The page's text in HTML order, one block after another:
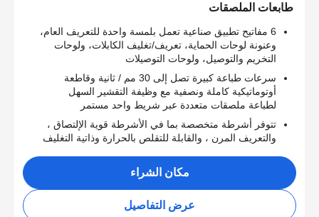
طابعات الملصقات
6 مفاتيح تطبيق صناعية تعمل بلمسة واحدة للتعريف العام،
وعنونة لوحات الحماية، تعريف/تغليف الكابلات، ولوحات
التخريم والتوصيل، ولوحات التوصيلات
سرعات طباعة كبيرة تصل إلى 30 مم / ثانية وقاطعة
أوتوماتيكية كاملة ونصفية مع وظيفة التقشير السهل
لطباعة ملصقات متعددة عبر شريط واحد مستمر
تتوفر أشرطة متخصصة بما في الأشرطة قوية الإلتصاق ،
والتعريف المرن ، والقابلة للتقلص بالحرارة وذاتية التغليف
مكان الشراء
عرض التفاصيل